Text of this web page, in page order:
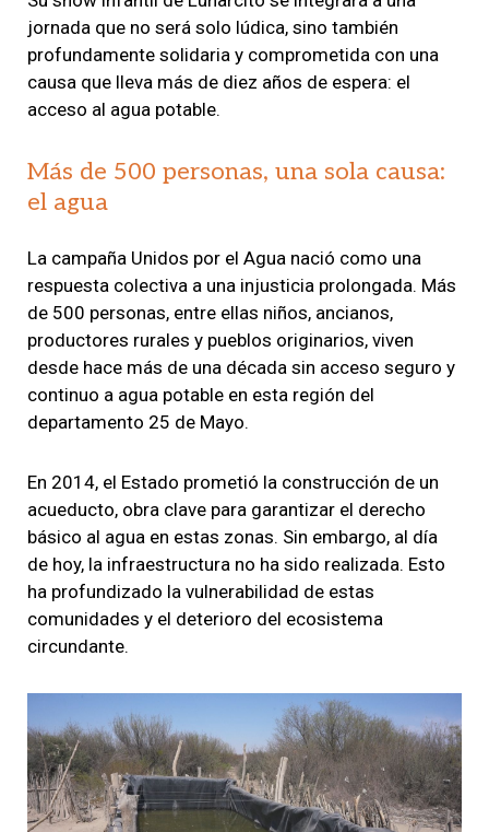
jornada que no será solo lúdica, sino también
profundamente solidaria y comprometida con una
causa que lleva más de diez años de espera: el
acceso al agua potable.
Más de 500 personas, una sola causa:
el agua
La campaña Unidos por el Agua nació como una
respuesta colectiva a una injusticia prolongada. Más
de 500 personas, entre ellas niños, ancianos,
productores rurales y pueblos originarios, viven
desde hace más de una década sin acceso seguro y
continuo a agua potable en esta región del
departamento 25 de Mayo.
En 2014, el Estado prometió la construcción de un
acueducto, obra clave para garantizar el derecho
básico al agua en estas zonas. Sin embargo, al día
de hoy, la infraestructura no ha sido realizada. Esto
ha profundizado la vulnerabilidad de estas
comunidades y el deterioro del ecosistema
circundante.